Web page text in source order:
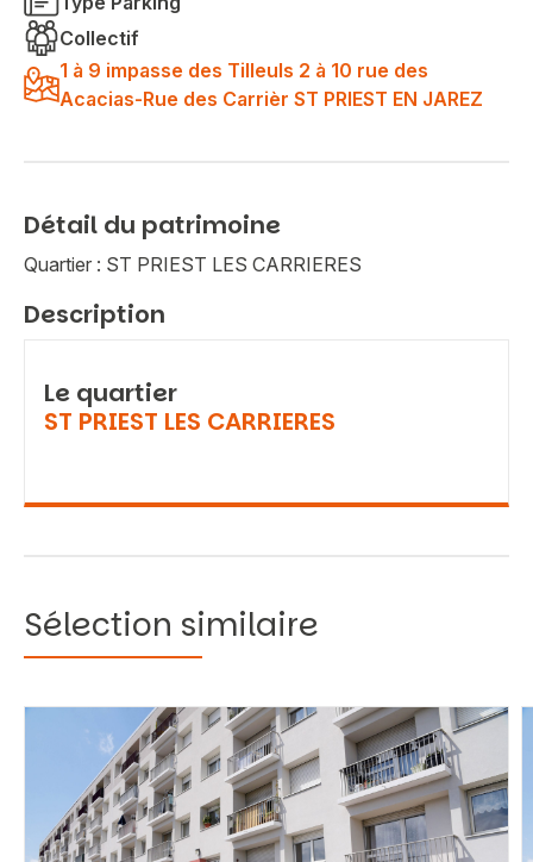
Collectif
1 à 9 impasse des Tilleuls 2 à 10 rue des
Acacias-Rue des Carrièr ST PRIEST EN JAREZ
Détail du patrimoine
Quartier : ST PRIEST LES CARRIERES
Description
Le quartier
ST PRIEST LES CARRIERES
Sélection similaire